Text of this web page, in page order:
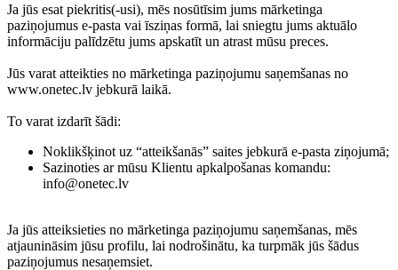
Ja jūs esat piekritis(-usi), mēs nosūtīsim jums mārketinga
paziņojumus e-pasta vai īsziņas formā, lai sniegtu jums aktuālo
informāciju palīdzētu jums apskatīt un atrast mūsu preces.
Jūs varat atteikties no mārketinga paziņojumu saņemšanas no
www.onetec.lv jebkurā laikā.
To varat izdarīt šādi:
Noklikšķinot uz “atteikšanās” saites jebkurā e-pasta ziņojumā;
Sazinoties ar mūsu Klientu apkalpošanas komandu:
info@onetec.lv
Ja jūs atteiksieties no mārketinga paziņojumu saņemšanas, mēs
atjaunināsim jūsu profilu, lai nodrošinātu, ka turpmāk jūs šādus
paziņojumus nesaņemsiet.